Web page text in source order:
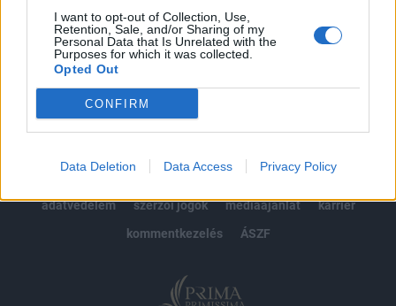
I want to opt-out of Collection, Use,
Retention, Sale, and/or Sharing of my
Personal Data that Is Unrelated with the
Purposes for which it was collected.
Opted Out
CONFIRM
Data Deletion Data Access Privacy Policy
MÁR ELŐFIZETŐNK VAGY? BEJELENTKEZÉS
jogi nyilatkozat
süti beállítások
adatvédelem
szerzői jogok médiaajánlat
karrier
kommentkezelés
ÁSZF